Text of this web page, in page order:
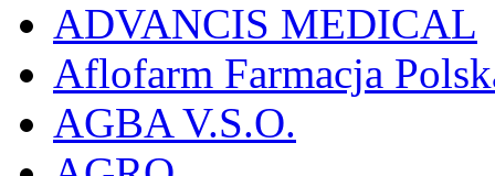
ADVANCIS MEDICAL
Aflofarm Farmacja
AGBA V.S.O.